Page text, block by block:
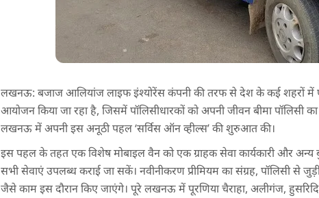
लखनऊ: बजाज आलियांज लाइफ इंश्योरेंस कंपनी की तरफ से देश के कई शहरों में
आयोजन किया जा रहा है, जिसमें पॉलिसीधारकों को अपनी जीवन बीमा
लखनऊ में अपनी इस अनूठी पहल ‘सर्विस ऑन व्हील्स’ की शुरुआत की।
इस पहल के तहत एक विशेष मोबाइल वैन को एक ग्राहक सेवा कार्यकारी और अन्य
सभी सेवाएं उपलब्ध कराई जा सकें। नवीनीकरण प्रीमियम का संग्रह, पॉलिसी से
जैसे काम इस दौरान किए जाएंगे। पूरे लखनऊ में पूरणिया चैराहा, अलीगंज,